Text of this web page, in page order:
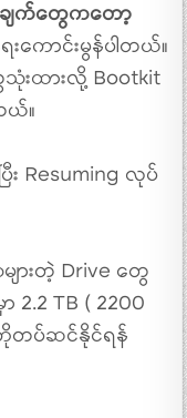
ျက်တွေကတော့
းကောင်းမွန်ပါတယ်။
းထားလို့ Bootkit
ယ်။
း Resuming လုပ်
ျားတဲ့ Drive တွေ
2.2 TB ( 2200
တပ်ဆင်နိုင်ရန်